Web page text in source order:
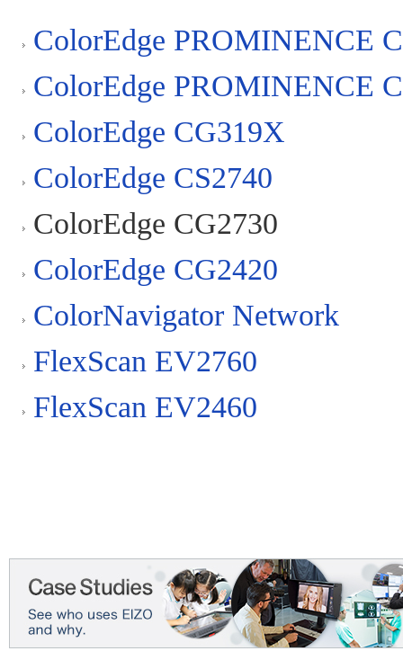
ColorEdge PROMINENCE
ColorEdge PROMINENCE
ColorEdge CG319X
ColorEdge CS2740
ColorEdge CG2730
ColorEdge CG2420
ColorNavigator Network
FlexScan EV2760
FlexScan EV2460